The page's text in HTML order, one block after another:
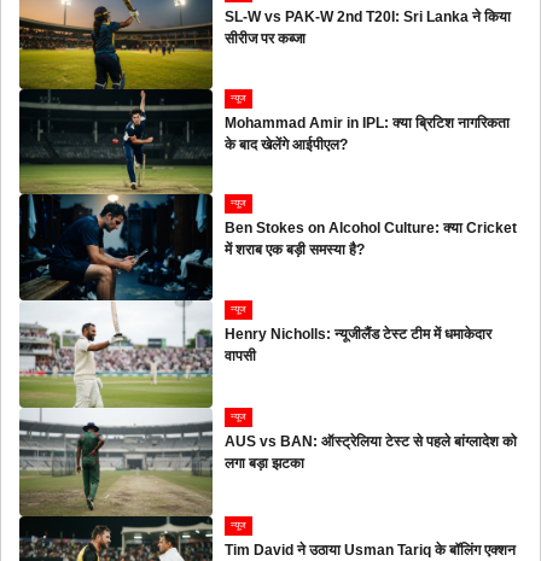
SL-W vs PAK-W 2nd T20I: Sri Lanka ने किया
सीरीज पर कब्जा
न्यूज
Mohammad Amir in IPL: क्या ब्रिटिश नागरिकता
के बाद खेलेंगे आईपीएल?
न्यूज
Ben Stokes on Alcohol Culture: क्या Cricket
में शराब एक बड़ी समस्या है?
न्यूज
Henry Nicholls: न्यूजीलैंड टेस्ट टीम में धमाकेदार
वापसी
न्यूज
AUS vs BAN: ऑस्ट्रेलिया टेस्ट से पहले बांग्लादेश को
लगा बड़ा झटका
न्यूज
Tim David ने उठाया Usman Tariq के बॉलिंग एक्शन